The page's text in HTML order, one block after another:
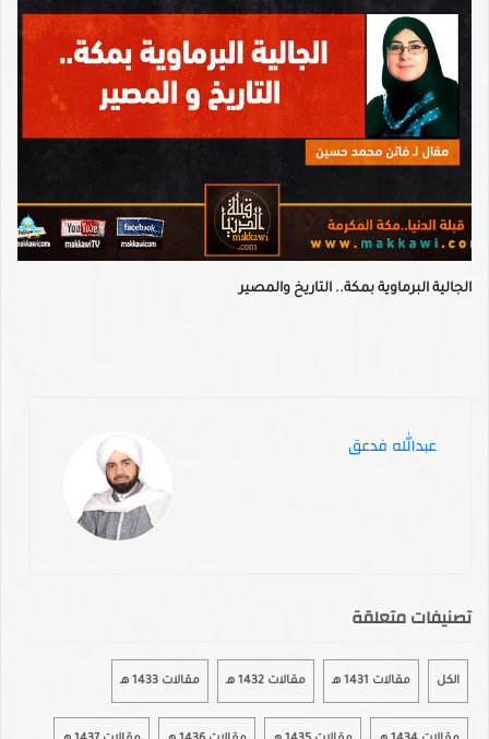
الجالية البرماوية بمكة.. التاريخ والمصير
عبدالله فدعق
تصنيفات متعلقة
الكل مقالات 1431 هـ مقالات 1432 هـ مقالات 1433 هـ